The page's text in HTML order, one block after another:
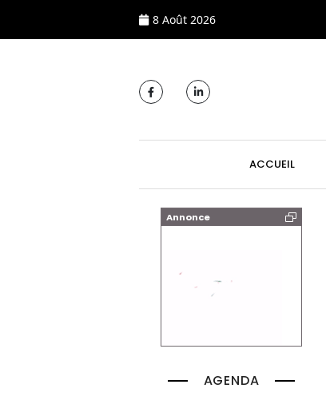
8 Août 2026
ACCUEIL
Annonce
AGENDA